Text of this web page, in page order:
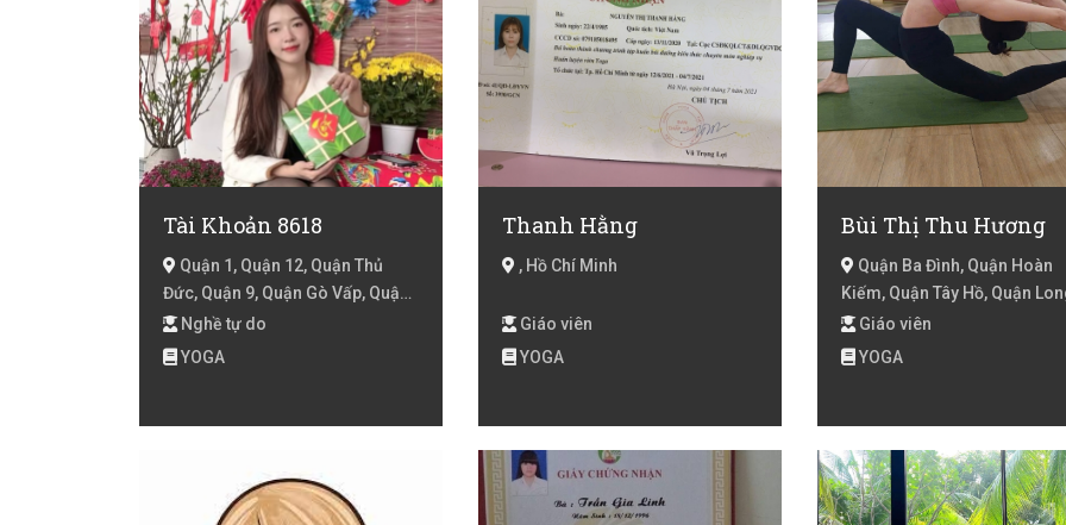
Tài Khoản 8618
Quận 1, Quận 12, Quận Thủ
Đức, Quận 9, Quận Gò Vấp, Quận
Bình Thạnh, Quận Tân Bình, Quận
Tân Phú, Quận Phú Nhuận, Quận
Nghề tự do
YOGA
Thanh Hằng
, Hồ Chí Minh
Giáo viên
YOGA
Bùi Thị Thu Hương
Quận Ba Đình, Quận Hoàn
Kiếm, Quận Tây Hồ, Quận
Biên, Quận Cầu Giấy, Quận
Đa, Quận Hai Bà Trưng, Quận
Quận Hà Đông, Hà Nội
Giáo viên
YOGA